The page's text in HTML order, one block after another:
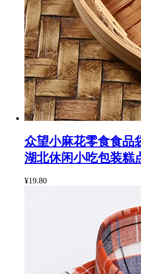
众望小麻花零食食品
湖北休闲小吃包装糕
¥19.80